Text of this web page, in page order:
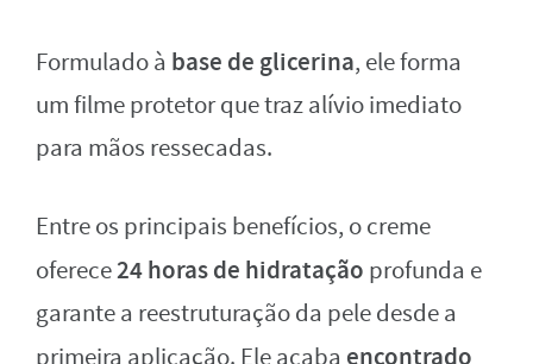
Formulado à base de glicerina, ele forma
um filme protetor que traz alívio imediato
para mãos ressecadas.
Entre os principais benefícios, o creme
oferece24 horas de hidratação profunda e
garante a reestruturação da pele desde a
primeira aplicação. Ele acaba encontrado